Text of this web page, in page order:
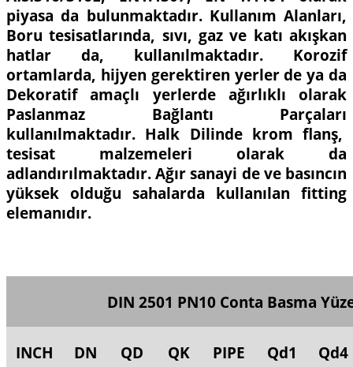
piyasa da bulunmaktadır. Kullanım Alanları,
Boru tesisatlarında, sıvı, gaz ve katı akışkan
hatlar da, kullanılmaktadır. Korozif
ortamlarda, hijyen gerektiren yerler de ya da
Dekoratif amaçlı yerlerde ağırlıklı olarak
Paslanmaz Bağlantı Parçaları
kullanılmaktadır. Halk Dilinde krom flanş,
tesisat malzemeleri olarak da
adlandırılmaktadır. Ağır sanayi de ve basıncın
yüksek olduğu sahalarda kullanılan fitting
elemanıdır.
DIN 2501 PN10 Conta Basma
INCH DN QD QK PIPE Qd1 Qd4